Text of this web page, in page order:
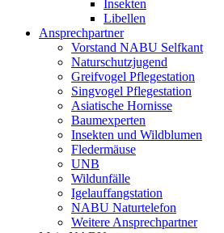
Insekten
Libellen
Ansprechpartner
Vorstand NABU Selfkant
Naturschutzjugend
Greifvogel Pflegestation
Singvogel Pflegestation
Asiatische Hornisse
Baumexperten
Insekten und Wildblumen
Fledermäuse
UNB
Wildunfälle
Igelauffangstation
NABU Naturtelefon
Weitere Ansprechpartner